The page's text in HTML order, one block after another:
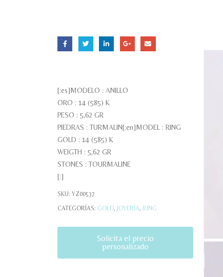
[:es]MODELO : ANILLO
ORO : 14 (585) K
PESO : 5,62 GR
PIEDRAS : TURMALIN[:en]MODEL : RING
GOLD : 14 (585) K
WEIGTH : 5,62 GR
STONES : TOURMALINE
[:]
SKU: YZ00537
CATEGORÍAS: GOLD, JOYERÍA, RING
Solicita el precio
personalizado